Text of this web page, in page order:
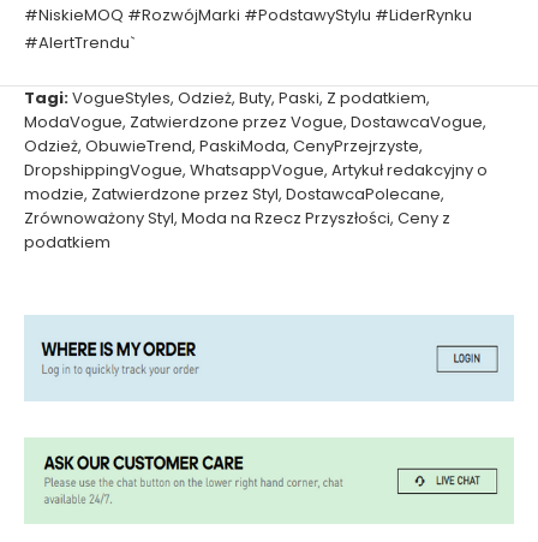
#NiskieMOQ #RozwójMarki #PodstawyStylu #LiderRynku
#AlertTrendu`
Tagi:VogueStyles, Odzież, Buty, Paski, Z podatkiem,
ModaVogue, Zatwierdzone przez Vogue, DostawcaVogue,
Odzież, ObuwieTrend, PaskiModa, CenyPrzejrzyste,
DropshippingVogue, WhatsappVogue, Artykuł redakcyjny o
modzie, Zatwierdzone przez Styl, DostawcaPolecane,
Zrównoważony Styl, Moda na Rzecz Przyszłości, Ceny z
podatkiem